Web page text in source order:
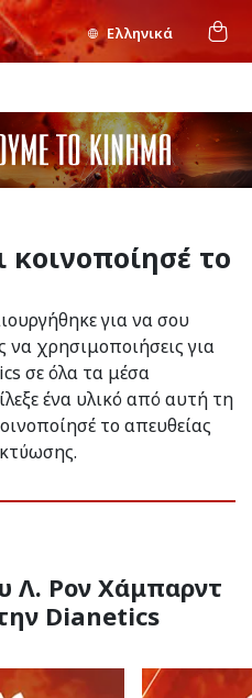
Ελληνικά
κοινοποίησέ το
για να σου
να χρησιμοποιήσεις για
σε όλα τα μέσα
ένα υλικό από αυτή τη
το απευθείας
Λ. Ρον Χάμπαρντ
Dianetics